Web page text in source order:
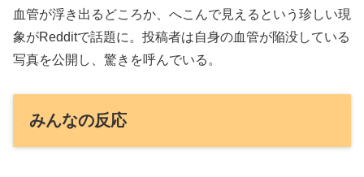
血管が浮き出るどころか、へこんで見えるという珍しい現
象がRedditで話題に。投稿者は自身の血管が陥没している
写真を公開し、驚きを呼んでいる。
みんなの反応